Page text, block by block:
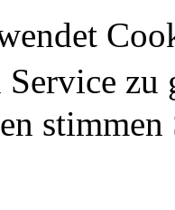
zu
stimmen